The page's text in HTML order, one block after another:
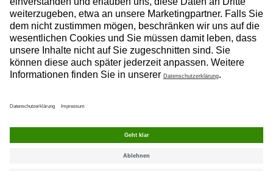
+4991147557899
akademie.de@brz.eu
BRZ-Akademie folgen:
NÜTZLICHE LINKS